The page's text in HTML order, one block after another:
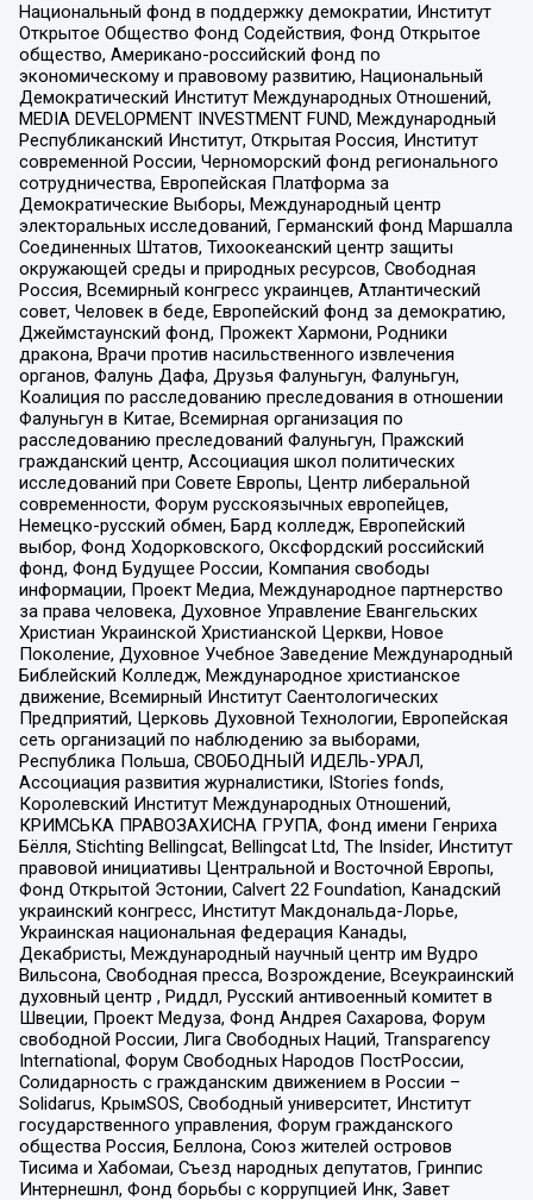
Национальный фонд в поддержку демократии, Институт
Открытое Общество Фонд Содействия, Фонд Открытое
общество, Американо-российский фонд по
экономическому и правовому развитию, Национальный
Демократический Институт Международных Отношений,
MEDIA DEVELOPMENT INVESTMENT FUND, Международный
Республиканский Институт, Открытая Россия, Институт
современной России, Черноморский фонд регионального
сотрудничества, Европейская Платформа за
Демократические Выборы, Международный центр
электоральных исследований, Германский фонд Маршалла
Соединенных Штатов, Тихоокеанский центр защиты
окружающей среды и природных ресурсов, Свободная
Россия, Всемирный конгресс украинцев, Атлантический
совет, Человек в беде, Европейский фонд за демократию,
Джеймстаунский фонд, Прожект Хармони, Родники
дракона, Врачи против насильственного извлечения
органов, Фалунь Дафа, Друзья Фалуньгун, Фалуньгун,
Коалиция по расследованию преследования в отношении
Фалуньгун в Китае, Всемирная организация по
расследованию преследований Фалуньгун, Пражский
гражданский центр, Ассоциация школ политических
исследований при Совете Европы, Центр либеральной
современности, Форум русскоязычных европейцев,
Немецко-русский обмен, Бард колледж, Европейский
выбор, Фонд Ходорковского, Оксфордский российский
фонд, Фонд Будущее России, Компания свободы
информации, Проект Медиа, Международное партнерство
за права человека, Духовное Управление Евангельских
Христиан Украинской Христианской Церкви, Новое
Поколение, Духовное Учебное Заведение Международный
Библейский Колледж, Международное христианское
движение, Всемирный Институт Саентологических
Предприятий, Церковь Духовной Технологии, Европейская
сеть организаций по наблюдению за выборами,
Республика Польша, СВОБОДНЫЙ ИДЕЛЬ-УРАЛ,
Ассоциация развития журналистики, IStories fonds,
Королевский Институт Международных Отношений,
КРИМСЬКА ПРАВОЗАХИСНА ГРУПА, Фонд имени Генриха
Бёлля, Stichting Bellingcat, Bellingcat Ltd, The Insider, Институт
правовой инициативы Центральной и Восточной Европы,
Фонд Открытой Эстонии, Calvert 22 Foundation, Канадский
украинский конгресс, Институт Макдональда-Лорье,
Украинская национальная федерация Канады,
Декабристы, Международный научный центр им Вудро
Вильсона, Свободная пресса, Возрождение, Всеукраинский
духовный центр , Риддл, Русский антивоенный комитет в
Швеции, Проект Медуза, Фонд Андрея Сахарова, Форум
свободной России, Лига Свободных Наций, Transparеncy
International, Форум Свободных Народов ПостРоссии,
Солидарность с гражданским движением в России –
Solidarus, КрымSOS, Свободный университет, Институт
государственного управления, Форум гражданского
общества Россия, Беллона, Союз жителей островов
Тисима и Хабомаи, Съезд народных депутатов, Гринпис
Интернешнл, Фонд борьбы с коррупцией Инк, Завет